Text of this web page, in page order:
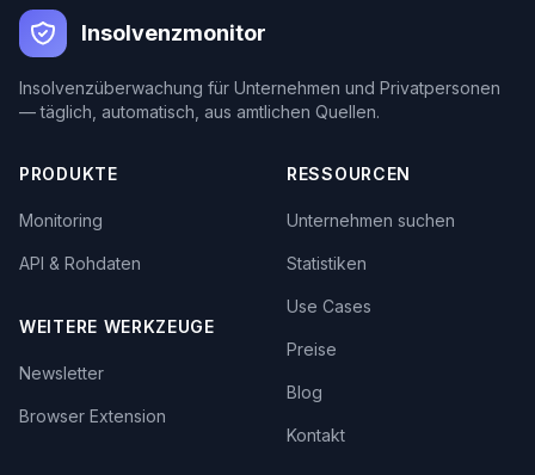
Insolvenzmonitor
Insolvenzüberwachung für Unternehmen und Privatpersonen
— täglich, automatisch, aus amtlichen Quellen.
PRODUKTE
Monitoring
API & Rohdaten
WEITERE WERKZEUGE
Newsletter
Browser Extension
RESSOURCEN
Unternehmen suchen
Statistiken
Use Cases
Preise
Blog
Kontakt